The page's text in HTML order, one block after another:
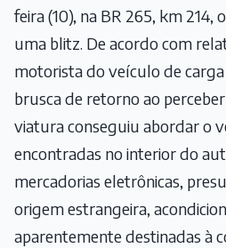
feira (10), na BR 265, km 214,
uma blitz. De acordo com
motorista do veículo de
brusca de retorno ao
viatura conseguiu abordar o
encontradas no interior do
mercadorias eletrônicas,
origem estrangeira,
aparentemente destinadas à